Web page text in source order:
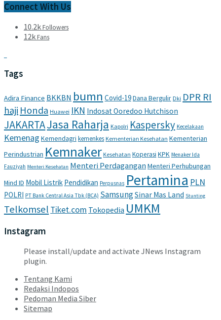
Connect With Us
10.2kFollowers
12kFans
Tags
Adira Finance BKKBN bumn Covid-19Dana Bergulir Dki DPR RI
haji Honda Huawei IKN Indosat Ooredoo Hutchison
JAKARTAJasa Raharja Kapolri Kaspersky Kecelakaan
Kemenag Kemendagri kemenkes Kementerian Kesehatan Kementerian
Perindustrian Kemnaker Kesehatan Koperasi KPK Menaker Ida
Fauziyah Menteri Kesehatan Menteri PerdaganganMenteri Perhubungan
Mind ID Mobil Listrik Pendidikan Perpusnas Pertamina PLN
POLRI PT Bank Central Asia Tbk (BCA) SamsungSinar Mas Land Stunting
Telkomsel Tiket.com Tokopedia UMKM
Instagram
Please install/update and activate JNews Instagram
plugin.
Tentang Kami
Redaksi Indopos
Pedoman Media Siber
Sitemap